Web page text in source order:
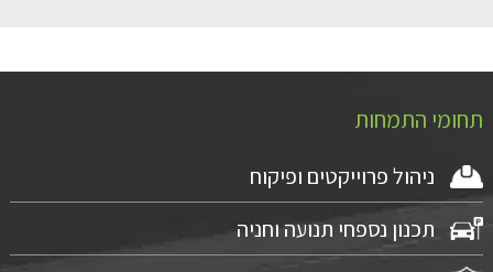
תחומי התמחות
ניהול פרוייקטים ופיקוח
תכנון נספחי תנועה וחניה